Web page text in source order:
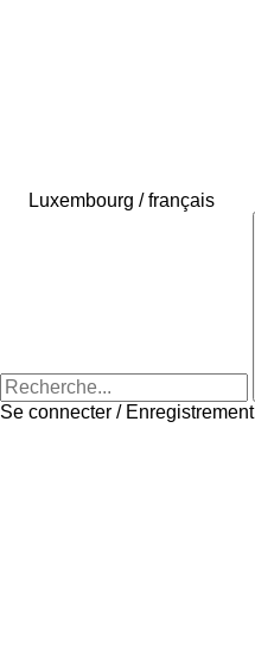
Luxembourg / français
Se connecter / Enregistrement